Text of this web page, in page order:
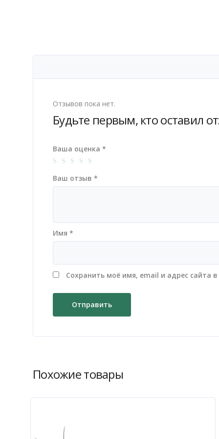
Отзывов пока нет.
Будьте первым, кто оставил
Ваша оценка *
Ваш отзыв *
Имя *
Сохранить моё имя, email и адрес сайта
Похожие товары